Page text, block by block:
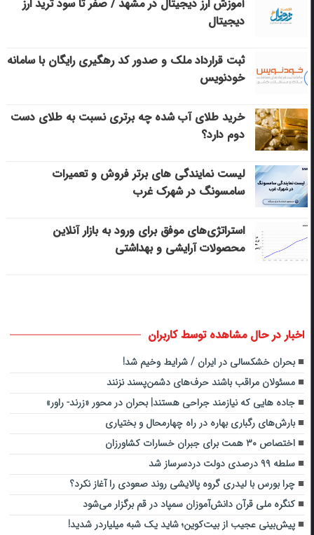
آموزش ارز دیجیتال در مشهد / صفر تا سود ترید ارز
دیجیتال
ثبت قرارداد ملک و صدور کد رهگیری رایگان با سامانه
خودنویس
خرید طلای آب شده چه برتری نسبت به طلای دست
دوم دارد؟
لیست نمایندگی های برتر فروش و تعمیرات
سامسونگ در شهرک غرب
استراتژی‌های موفق برای ورود به بازار آنلاین
محصولات آرایشی و بهداشتی
اخبار در حال مشاهده توسط کاربران
بحران خشکسالی در ایران / شرایط وخیم شد!
مسئولان مراقب باشند حرف‌های دشمن‌پسند نزنند
جاده هایی که نیازمند جراحی هستند| بحران در محور «زرند- راور»
بارش‌های رگباری بهاره در راه چهارمحال و بختیاری
اختصاص ۳۰ همت برای جبران خسارات کشاورزان
سلطه ۹۹ درصدی دولت دردسرساز شد
چرا بورس با لیدری گروه پالایشی روند صعودی را آغاز نکرد؟
کنگره ملی قرآن دانش‌آموزان سمپاد در قم برگزار می‌شود
پیش‌بینی عجیب از بیت‌کوین؛ شاید یک شبه میلیاردر شدید!